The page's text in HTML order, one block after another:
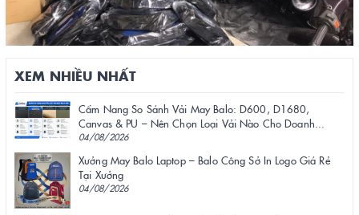
XEM NHIỀU NHẤT
Cẩm Nang So Sánh Vải May Balo: D600, D1680,
Canvas & PU – Nên Chọn Loại Vải Nào Cho Doanh...
04/08/2026
Xưởng May Balo Laptop – Balo Công Sở In Logo Giá Rẻ
Tại Xưởng
04/08/2026